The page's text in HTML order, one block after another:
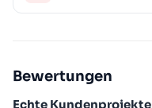
Bewertungen
Echte Kundenprojekte